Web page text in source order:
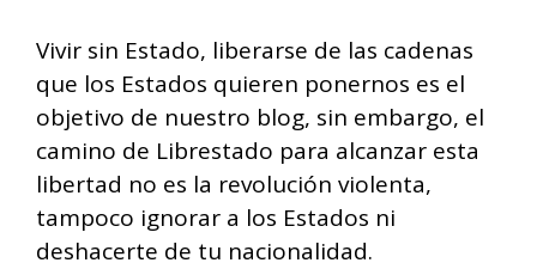
Vivir sin Estado, liberarse de las cadenas
que los Estados quieren ponernos es el
objetivo de nuestro blog, sin embargo, el
camino de Librestado para alcanzar esta
libertad no es la revolución violenta,
tampoco ignorar a los Estados ni
deshacerte de tu nacionalidad.